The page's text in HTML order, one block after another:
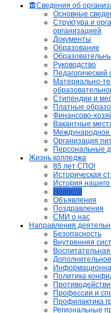
Сведения об
Основные
Структура и
организацией
Документы
Образование
Руководство
Педагогический
Материально-
Стипендии и
Платные
Финансово-
Вакантные
Международное
Организация
Персональные
Жизнь колледжа
85 лет СПО!
Историческая
История нашего
Новости
Объявления
Поздравления
СМИ о нас
Направления
Безопасность
Внутренняя
Политика
Профессии и
Профилактика
Региональные